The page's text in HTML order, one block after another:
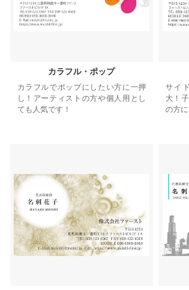
カラフル・ポップ
カラフルでポップにしたい方に一押
し！アーティストの方や個人用とし
ても人気です！
サイ
大！
の方に